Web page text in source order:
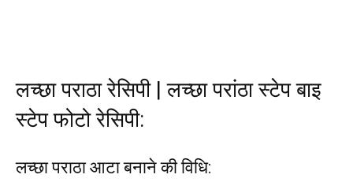
लच्छा पराठा रेसिपी | लच्छा परांठा स्टेप बाइ
स्टेप फोटो रेसिपी:
लच्छा पराठा आटा बनाने की विधि: